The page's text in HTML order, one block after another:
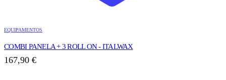
EQUIPAMENTOS
COMBI PANELA + 3 ROLL ON - ITALWAX
167,90 €